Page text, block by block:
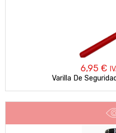
6,95 €
Varilla De